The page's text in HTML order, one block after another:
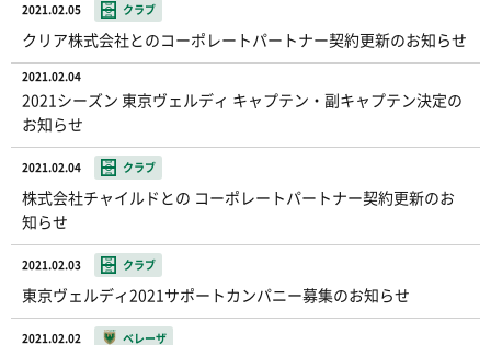
2021.02.05 クラブ
クリア株式会社とのコーポレートパートナー契約更新のお知らせ
2021.02.04
2021シーズン 東京ヴェルディ キャプテン・副キャプテン決定の
お知らせ
2021.02.04 クラブ
株式会社チャイルドとの コーポレートパートナー契約更新のお
知らせ
2021.02.03 クラブ
東京ヴェルディ2021サポートカンパニー募集のお知らせ
2021.02.02 ベレーザ